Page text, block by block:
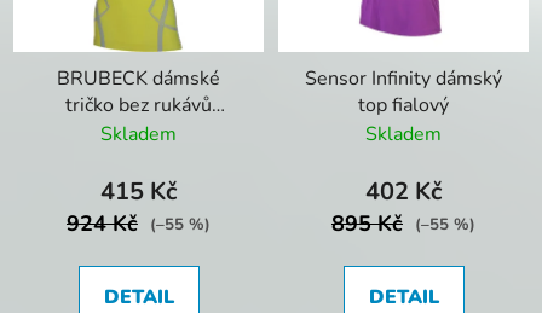
BRUBECK dámské
tričko bez rukávů
FITNESS
Skladem
415 Kč
924 Kč (–55 %)
DETAIL
Sensor Infinity dámský
top fialový
Skladem
402 Kč
895 Kč (–55 %)
DETAIL